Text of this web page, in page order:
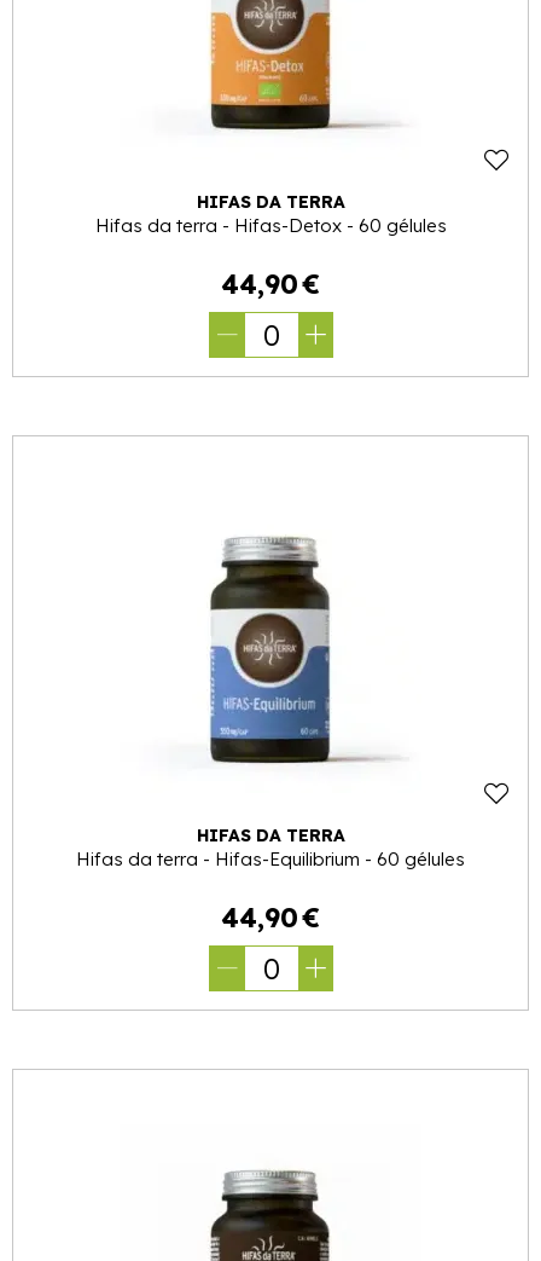
HIFAS DA TERRA
Hifas da terra - Hifas-Detox - 60 gélules
44,90€
0
HIFAS DA TERRA
Hifas da terra - Hifas-Equilibrium - 60 gélules
44,90€
0